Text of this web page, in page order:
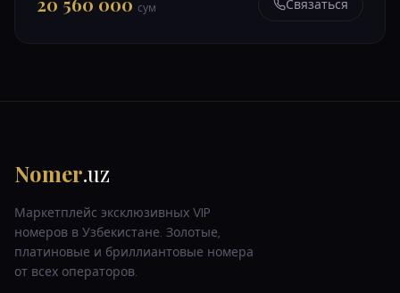
сум Связаться
Nomer.uz
Маркетплейс эксклюзивных VIP
номеров в Узбекистане. Золотые,
платиновые и бриллиантовые номера
от всех операторов.